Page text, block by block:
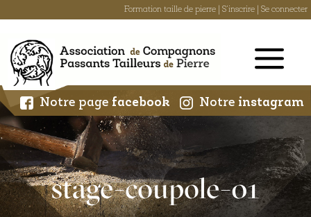
Formation taille de pierre S'inscrire Se connecter
content
Notre page facebook Notre instagram
stage-coupole-01